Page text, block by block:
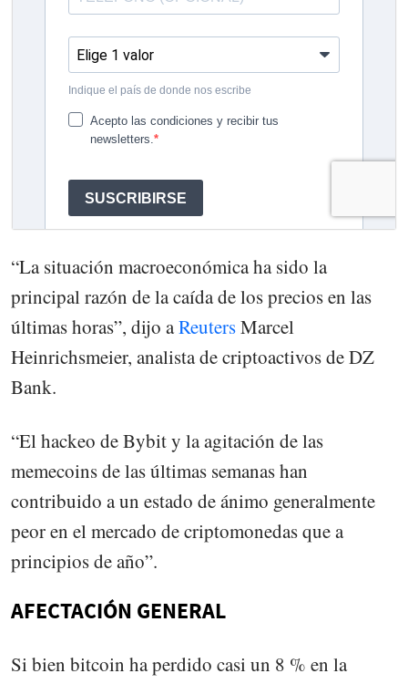
“La situación macroeconómica ha sido la
principal razón de la caída de los precios en las
últimas horas”, dijo aReutersMarcel
Heinrichsmeier, analista de criptoactivos de DZ
Bank.
“El hackeo de Bybit y la agitación de las
memecoins de las últimas semanas han
contribuido a un estado de ánimo generalmente
peor en el mercado de criptomonedas que a
principios de año”.
AFECTACIÓN GENERAL
Si bien bitcoin ha perdido casi un 8 % en la